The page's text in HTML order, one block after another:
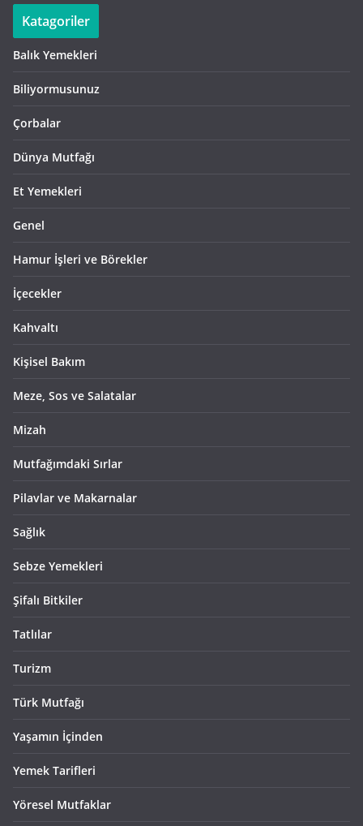
Katagoriler
Balık Yemekleri
Biliyormusunuz
Çorbalar
Dünya Mutfağı
Et Yemekleri
Genel
Hamur İşleri ve Börekler
İçecekler
Kahvaltı
Kişisel Bakım
Meze, Sos ve Salatalar
Mizah
Mutfağımdaki Sırlar
Pilavlar ve Makarnalar
Sağlık
Sebze Yemekleri
Şifalı Bitkiler
Tatlılar
Turizm
Türk Mutfağı
Yaşamın İçinden
Yemek Tarifleri
Yöresel Mutfaklar